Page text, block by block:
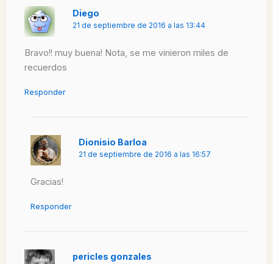
Diego
21 de septiembre de 2016 a las 13:44
Bravo!! muy buena! Nota, se me vinieron miles de
recuerdos
Responder
Dionisio Barloa
21 de septiembre de 2016 a las 16:57
Gracias!
Responder
pericles gonzales